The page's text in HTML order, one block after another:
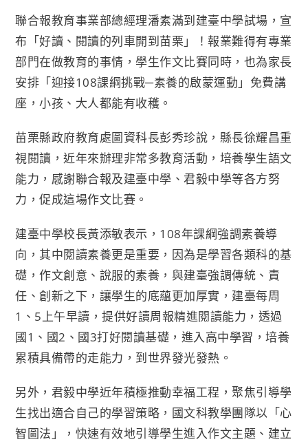
聯合報教育事業部總經理潘素滿到建臺中學試場，宣
布「好讀、閱讀的列車開到苗栗」！報業難得有專業
部門在做教育的事情，學生作文比賽同時，也為家長
安排「迎接108課綱挑戰─素養的啟蒙運動」免費講
座，小孩、大人都能有收穫。
苗栗縣政府教育處圖資科長彭秀珍說，縣長徐耀昌重
視閱讀，近年來辦理非常多教育活動，培養學生語文
能力，感謝聯合報及建臺中學、君毅中學等各方努
力，促成這場作文比賽。
建臺中學校長黃添敏表示，108年課綱強調素養導
向，其中閱讀素養更是重要，因為是學習各類科的基
礎，作文創意、說服的素養，與建臺強調傳統、責
任、創新之下，讓學生的底蘊更加厚實，建臺每周
1、5上午早讀，提供好讀周報精進閱讀能力，透過
國1、國2、國3打好閱讀基礎，進入高中學習，培養
累積具備帶的走能力，到世界發光發熱。
另外，君毅中學近年積極推動幸福工程，聚焦引導學
生找出適合自己的學習策略，國文科教學團隊以「心
智圖法」，快速有效地引導學生進入作文主題、建立